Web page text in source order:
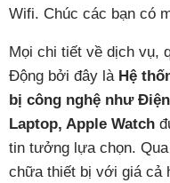
Wifi. Chúc các bạn có
Mọi chi tiết về dịch vụ,
Động bởi đây là Hệ
bị công nghệ như
Laptop, Apple Watch
tin tưởng lựa chọn.
chữa thiết bị với giá cả